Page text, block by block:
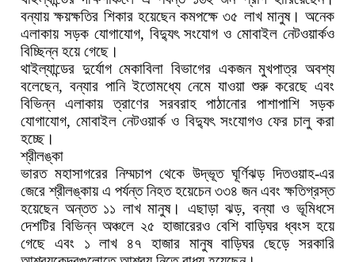
বন্যায় ক্ষয়ক্ষতির শিকার হয়েছেন কমপক্ষে ৩৫ লাখ মানুষ। অনেক
এলাকায় সড়ক যোগাযোগ, বিদ্যুৎ সংযোগ ও মোবাইল নেটওয়ার্কও
বিচ্ছিন্ন হয়ে গেছে।
থাইল্যান্ডের দুর্যোগ মেকাবিলা বিভাগের একজন মুখপাত্র অবশ্য
বলেছেন, বন্যার পানি ইতোমধ্যে নেমে যাওয়া শুরু করেছে এবং
বিভিন্ন এলাকায় ত্রাণের সরবরাহ পাঠানোর পাশাপাশি সড়ক
যোগাযোগ, মোবাইল নেটওয়ার্ক ও বিদ্যুৎ সংযোগও ফের চালু করা
হচ্ছে।
শ্রীলঙ্কা
ভারত মহাসাগরের নিম্মচাপ থেকে উদ্ভূত ঘূর্ণিঝড় দিতওয়াহ-এর
জেরে শ্রীলঙ্কায় এ পর্যন্ত নিহত হয়েচেন ৩৩৪ জন এবং ক্ষতিগ্রস্ত
হয়েছেন অন্তত ১১ লাখ মানুষ। এছাড়া ঝড়, বন্যা ও ভূমিধসে
দেশটির বিভিন্ন অঞ্চলে ২৫ হাজারেরও বেশি বাড়িঘর ধ্বংস হয়ে
গেছে এবং ১ লাখ ৪৭ হাজার মানুষ বাড়িঘর ছেড়ে সরকারি